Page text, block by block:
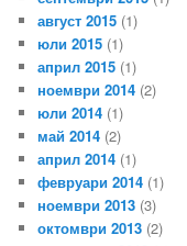
август 2015 (1)
юли 2015 (1)
април 2015 (1)
ноември 2014 (2)
юли 2014 (1)
май 2014 (2)
април 2014 (1)
февруари 2014 (1)
ноември 2013 (3)
октомври 2013 (2)